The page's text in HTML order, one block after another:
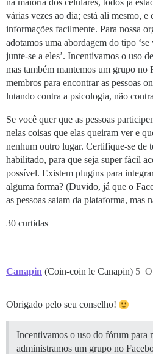
várias vezes ao dia; está ali mesmo, e
informações facilmente. Para nossa
adotamos uma abordagem do tipo
junte-se a eles’. Incentivamos o uso
mas também mantemos um grupo no
membros para encontrar as pessoas
lutando contra a psicologia, não
Se você quer que as pessoas
nelas coisas que elas queiram ver e
nenhum outro lugar. Certifique-se de
habilitado, para que seja super fácil
possível. Existem plugins para
alguma forma? (Duvido, já que o
as pessoas saiam da plataforma, mas
30 curtidas
Canapin (Coin-coin le Canapin) 5
Obrigado pelo seu conselho!
Incentivamos o uso do fórum para
administramos um grupo no